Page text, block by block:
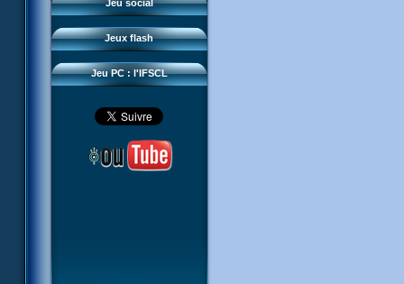
Jeu social
Jeux flash
Sector 2 Escape
Jeu PC : l'IFSCL
Téléchargements
Réseau IFSCL